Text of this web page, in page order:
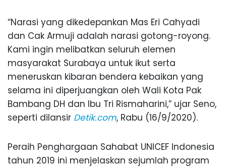
“Narasi yang dikedepankan Mas Eri Cahyadi
dan Cak Armuji adalah narasi gotong-royong.
Kami ingin melibatkan seluruh elemen
masyarakat Surabaya untuk ikut serta
meneruskan kibaran bendera kebaikan yang
selama ini diperjuangkan oleh Wali Kota Pak
Bambang DH dan Ibu Tri Rismaharini,” ujar Seno,
seperti dilansir Detik.com, Rabu (16/9/2020).
Peraih Penghargaan Sahabat UNICEF Indonesia
tahun 2019 ini menjelaskan sejumlah program